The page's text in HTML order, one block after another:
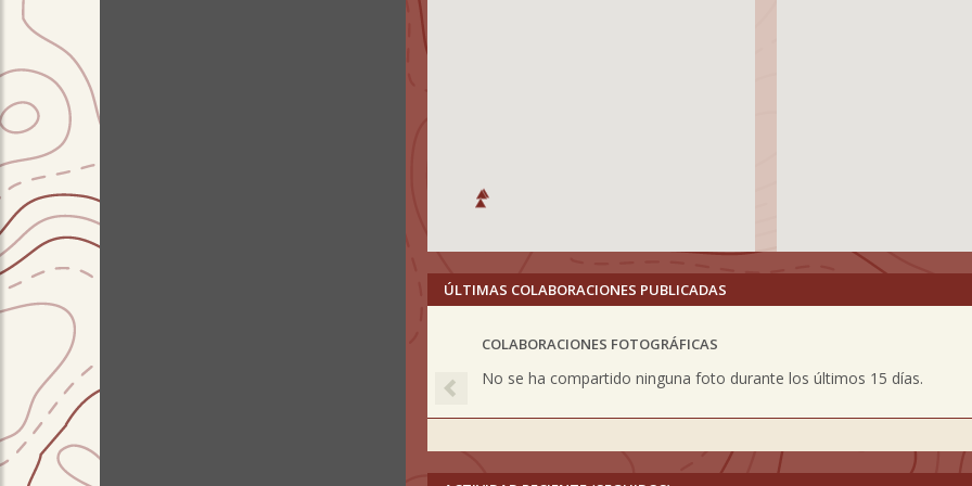
ÚLTIMAS COLABORACIONES PUBLICADAS
COLABORACIONES FOTOGRÁFICAS
No se ha compartido ninguna foto durante los últimos 15 días.
Previous